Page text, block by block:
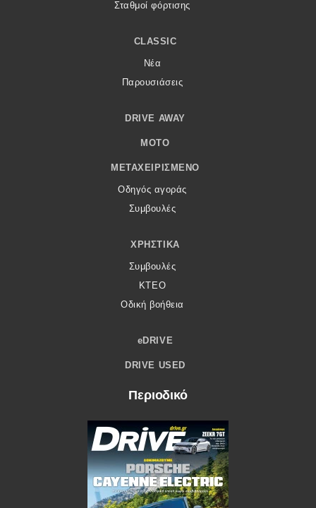
Σταθμοί φόρτισης
CLASSIC
Νέα
Παρουσιάσεις
DRIVE AWAY
MOTO
ΜΕΤΑΧΕΙΡΙΣΜΈΝΟ
Οδηγός αγοράς
Συμβουλές
ΧΡΗΣΤΙΚΆ
Συμβουλές
ΚΤΕΟ
Οδική βοήθεια
eDRIVE
DRIVE USED
Περιοδικό